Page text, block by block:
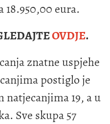
18.950,00 eura.
OVDJE.
znatne uspjehe
postiglo je
19, a u
Sve skupa 57